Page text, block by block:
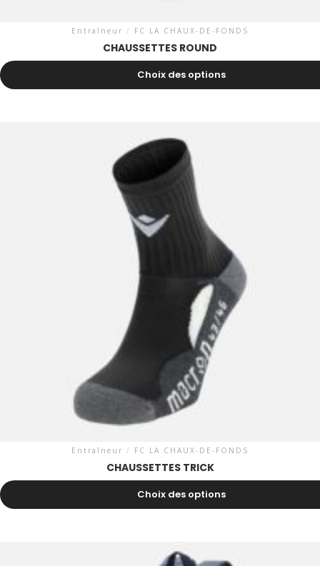
Entraîneur / FC LA CHAUX-DE-FONDS
CHAUSSETTES ROUND
6.70
Choix des options
Entraîneur / FC LA CHAUX-DE-FONDS
CHAUSSETTES TRICK
5.90
Choix des options